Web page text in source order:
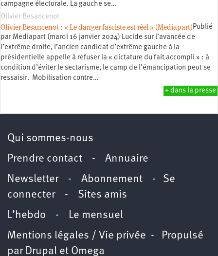
campagne électorale. La gauche se…
Olivier Besancenot
Olivier Besancenot : « Le danger fasciste est réel » (Mediapart)Publié
par Mediapart (mardi 16 janvier 2024) Lucide sur l’avancée de
l’extrême droite, l’ancien candidat d’extrême gauche à la
présidentielle appelle à refuser la « dictature du fait accompli » : à
condition d’éviter le sectarisme, le camp de l’émancipation peut se
ressaisir. Mobilisation contre…
+ dans la presse
Qui sommes-nous
Prendre contact - Annuaire
Newsletter - Abonnement - Se
connecter- Sites amis
L’hebdo - Le mensuel
Mentions légales / Vie privée - Propulsé
par Drupal et Omega